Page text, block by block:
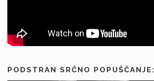
PODSTRAN SRČNO POPUŠČANJE: